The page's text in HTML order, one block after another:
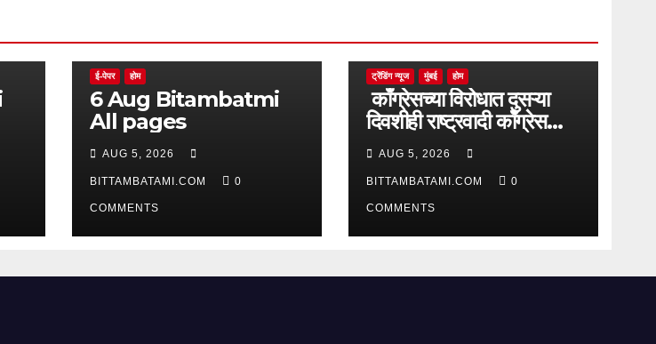
ई-पेपर होम
6 Aug Bitambatmi
All pages
AUG 5, 2026
BITTAMBATAMI.COM 0
COMMENTS
ट्रेंडिंग न्यूज मुंबई होम
काँग्रेसच्या विरोधात दुसऱ्या
दिवशीही राष्ट्रवादी काँग्रेस
आक्रमक
AUG 5, 2026
BITTAMBATAMI.COM 0
COMMENTS